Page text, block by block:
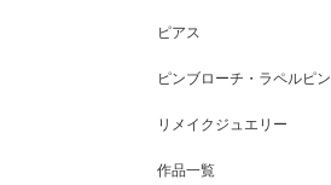
ピアス
ピンブローチ・ラペルピン
リメイクジュエリー
作品一覧